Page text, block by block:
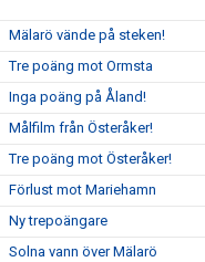
Mälarö vände på steken!
Tre poäng mot Ormsta
Inga poäng på Åland!
Målfilm från Österåker!
Tre poäng mot Österåker!
Förlust mot Mariehamn
Ny trepoängare
Solna vann över Mälarö